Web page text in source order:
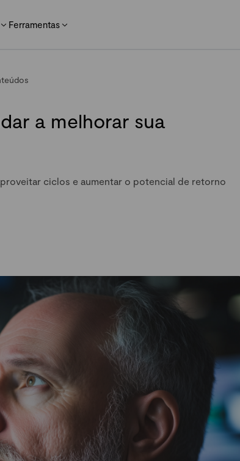
Ferramentas
a melhorar sua
ciclos e aumentar o potencial de retorno